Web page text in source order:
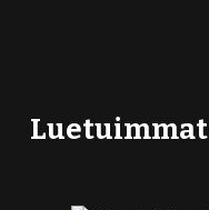
Luetuimmat